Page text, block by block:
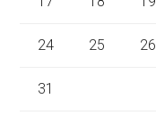
24 25 26
31